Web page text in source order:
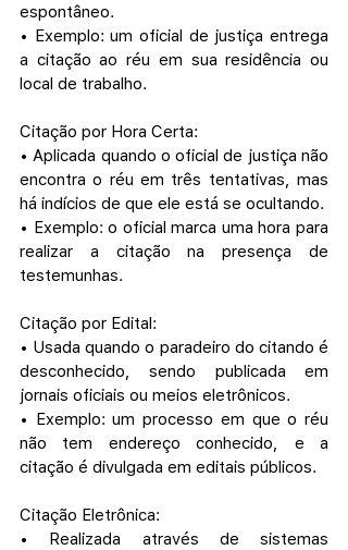
espontâneo.
• Exemplo: um oficial de justiça entrega
a citação ao réu em sua residência ou
local de trabalho.
Citação por Hora Certa:
• Aplicada quando o oficial de justiça não
encontra o réu em três tentativas, mas
há indícios de que ele está se ocultando.
• Exemplo: o oficial marca uma hora para
realizar a citação na presença de
testemunhas.
Citação por Edital:
• Usada quando o paradeiro do citando é
desconhecido, sendo publicada em
jornais oficiais ou meios eletrônicos.
• Exemplo: um processo em que o réu
não tem endereço conhecido, e a
citação é divulgada em editais públicos.
Citação Eletrônica:
• Realizada através de sistemas